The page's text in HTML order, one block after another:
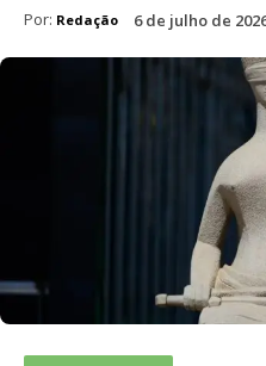
Por: Redação 6 de julho de